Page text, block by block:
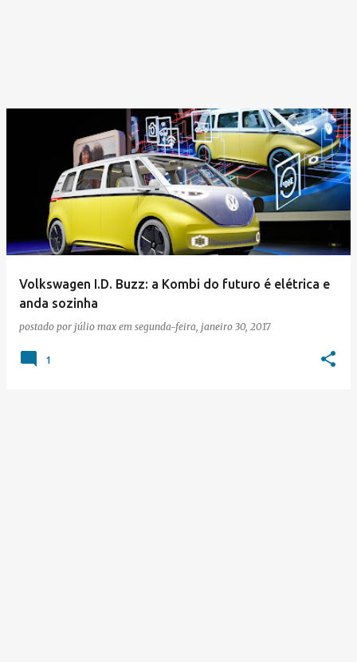
Volkswagen I.D. Buzz: a Kombi do futuro é elétrica e
anda sozinha
postado por júlio max em segunda-feira, janeiro 30, 2017
1